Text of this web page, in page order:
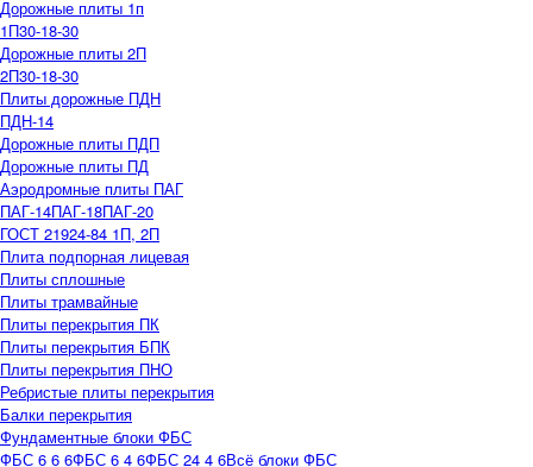
Дорожные плиты 1п
1П30-18-30
Дорожные плиты 2П
2П30-18-30
Плиты дорожные ПДН
ПДН-14
Дорожные плиты ПДП
Дорожные плиты ПД
Аэродромные плиты ПАГ
ПАГ-14ПАГ-18ПАГ-20
ГОСТ 21924-84 1П, 2П
Плита подпорная лицевая
Плиты сплошные
Плиты трамвайные
Плиты перекрытия ПК
Плиты перекрытия БПК
Плиты перекрытия ПНО
Ребристые плиты перекрытия
Балки перекрытия
Фундаментные блоки ФБС
ФБС 6 6 6ФБС 6 4 6ФБС 24 4 6Всё блоки ФБС